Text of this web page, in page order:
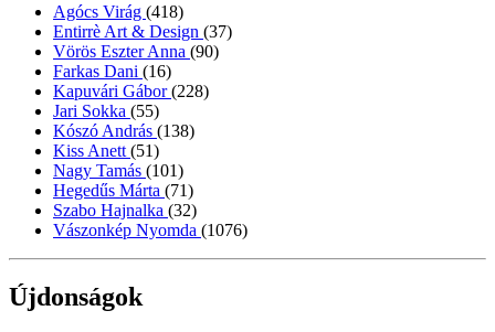
Agócs Virág (418)
Entirrè Art & Design (37)
Vörös Eszter Anna (90)
Farkas Dani (16)
Kapuvári Gábor(228)
Jari Sokka (55)
Kószó András (138)
Kiss Anett (51)
Nagy Tamás (101)
Hegedűs Márta (71)
Szabo Hajnalka (32)
Vászonkép Nyomda (1076)
Újdonságok